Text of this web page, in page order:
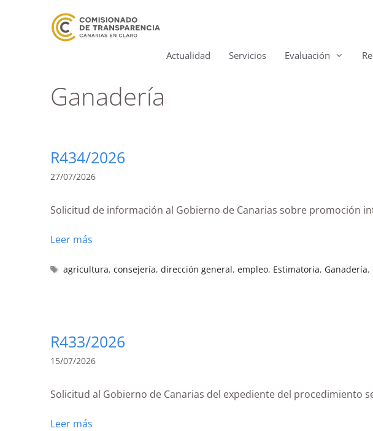
Actualidad Servicios Evaluación
Ganadería
R434/2026
27/07/2026
Solicitud de información al Gobierno de Canarias sobre promoción
Leer más
agricultura,consejería,dirección general,empleo, Estimatoria, Ganadería,
R433/2026
15/07/2026
Solicitud al Gobierno de Canarias del expediente del procedimiento
Leer más